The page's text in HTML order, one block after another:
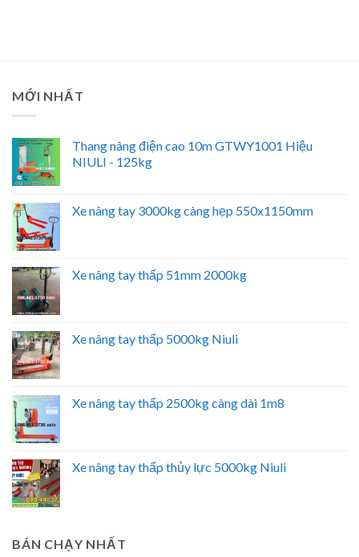
MỚI NHẤT
Thang nâng điện cao 10m GTWY1001 Hiệu
NIULI - 125kg
Xe nâng tay 3000kg càng hẹp 550x1150mm
Xe nâng tay thấp 51mm 2000kg
Xe nâng tay thấp 5000kg Niuli
Xe nâng tay thấp 2500kg càng dài 1m8
Xe nâng tay thấp thủy lực 5000kg Niuli
BÁN CHẠY NHẤT